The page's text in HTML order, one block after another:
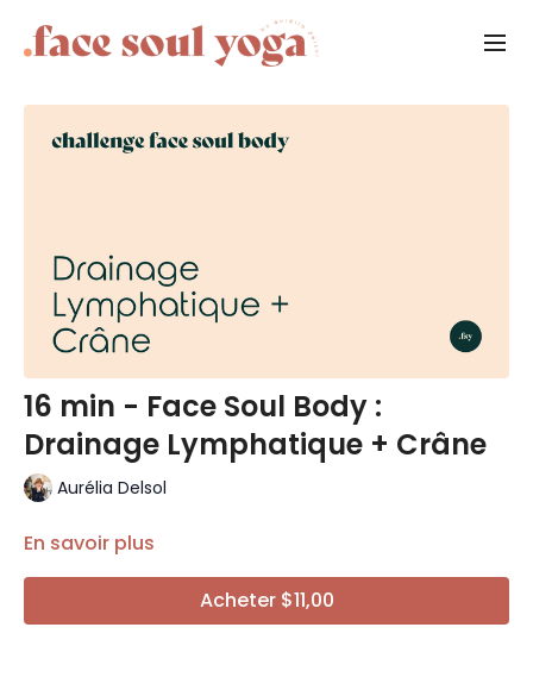
16 min - Face Soul Body :
Drainage Lymphatique + Crâne
Aurélia Delsol
En savoir plus
Acheter $11,00